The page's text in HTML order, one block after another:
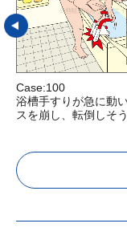
Case:100
浴槽手すりが急に動
スを崩し、転倒しそ